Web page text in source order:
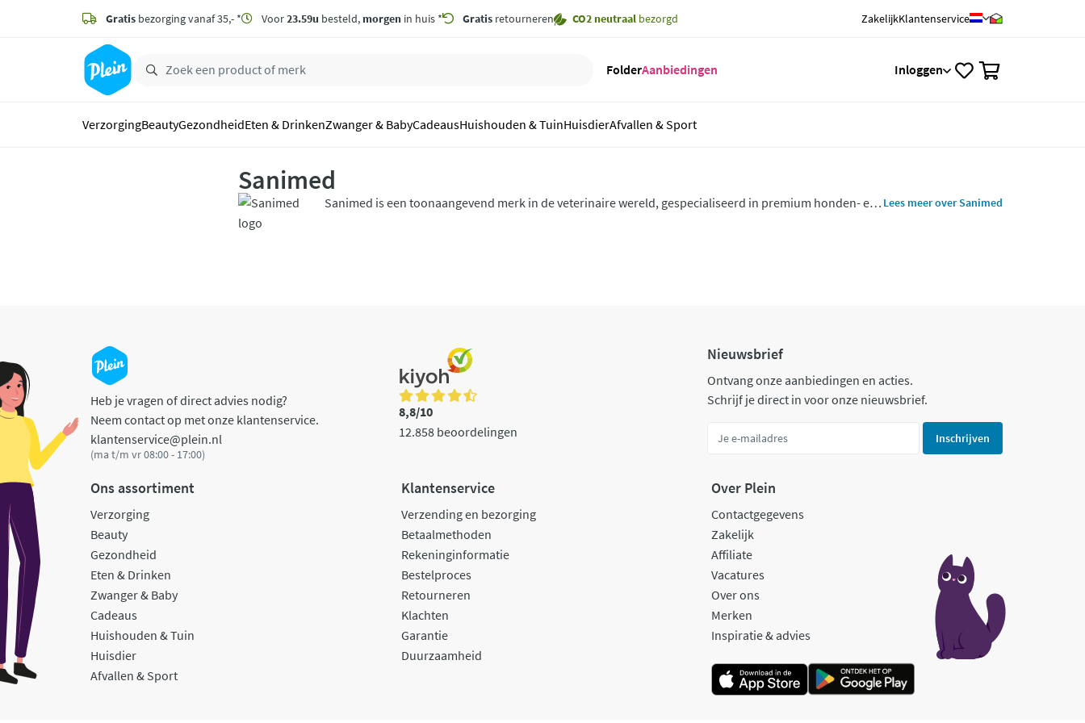
zoeken
hoofdinhoud
Gratis bezorging vanaf 35,- * Voor23.59u besteld, morgen in huis * Gratis retourneren CO2 neutraal bezorgd ZakelijkKlantenservice
FolderAanbiedingen Inloggen
VerzorgingBeautyGezondheidEten & DrinkenZwanger & BabyCadeausHuishouden & TuinHuisdierAfvallen & Sport
Sanimed
Sanimed is een toonaangevend merk in de veterinaire wereld, gespecialiseerd in premium honden- en Lees meer over Sanimed
Heb je vragen of direct advies nodig?
Neem contact op met onze klantenservice.
klantenservice@plein.nl
(ma t/m vr 08:00 - 17:00)
8,8/10
12.858 beoordelingen
Nieuwsbrief
Ontvang onze aanbiedingen en acties.
Schrijf je direct in voor onze nieuwsbrief.
Inschrijven
Ons assortiment
Verzorging
Beauty
Gezondheid
Eten & Drinken
Zwanger & Baby
Cadeaus
Huishouden & Tuin
Huisdier
Afvallen & Sport
Klantenservice
Verzending en bezorging
Betaalmethoden
Rekeninginformatie
Bestelproces
Retourneren
Klachten
Garantie
Duurzaamheid
Over Plein
Contactgegevens
Zakelijk
Affiliate
Vacatures
Over ons
Merken
Inspiratie & advies